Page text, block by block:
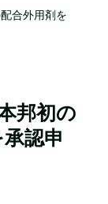
合外用剤を
邦初の
認申